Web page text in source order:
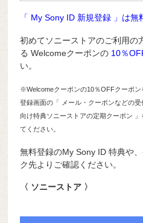
「 My Sony ID 新規登録 」は無
初めてソニーストアのご利用の
る Welcomeクーポンの 10％
い。
※Welcomeクーポンの10％OFFクーポ
登録画面の「 メール・クーポンなどの
向け特典ソニーストアの定期クーポン
てください。
無料登録のMy Sony ID 特典や
ク先よりご確認ください。
〈 ソニーストア 〉